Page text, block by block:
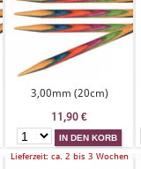
3,00mm (20cm)
11,90 €
Lieferzeit: ca. 2 bis 3 Wochen